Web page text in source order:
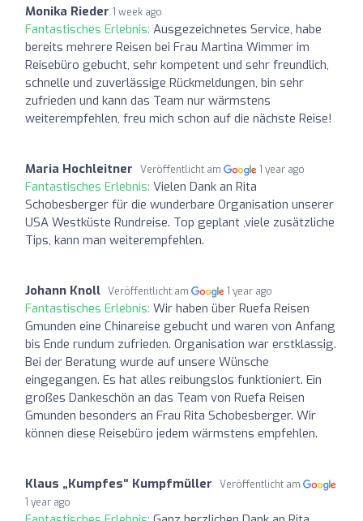
Monika Rieder 1 week ago
Fantastisches Erlebnis: Ausgezeichnetes Service, habe
bereits mehrere Reisen bei Frau Martina Wimmer im
Reisebüro gebucht, sehr kompetent und sehr freundlich,
schnelle und zuverlässige Rückmeldungen, bin sehr
zufrieden und kann das Team nur wärmstens
weiterempfehlen, freu mich schon auf die nächste Reise!
Maria Hochleitner Veröffentlicht am 1 year ago
Fantastisches Erlebnis: Vielen Dank an Rita
Schobesberger für die wunderbare Organisation unserer
USA Westküste Rundreise. Top geplant ,viele zusätzliche
Tips, kann man weiterempfehlen.
Johann Knoll Veröffentlicht am 1 year ago
Fantastisches Erlebnis: Wir haben über Ruefa Reisen
Gmunden eine Chinareise gebucht und waren von Anfang
bis Ende rundum zufrieden. Organisation war erstklassig.
Bei der Beratung wurde auf unsere Wünsche
eingegangen. Es hat alles reibungslos funktioniert. Ein
großes Dankeschön an das Team von Ruefa Reisen
Gmunden besonders an Frau Rita Schobesberger. Wir
können diese Reisebüro jedem wärmstens empfehlen.
Klaus „Kumpfes“ Kumpfmüller
Veröffentlicht am
1 year ago